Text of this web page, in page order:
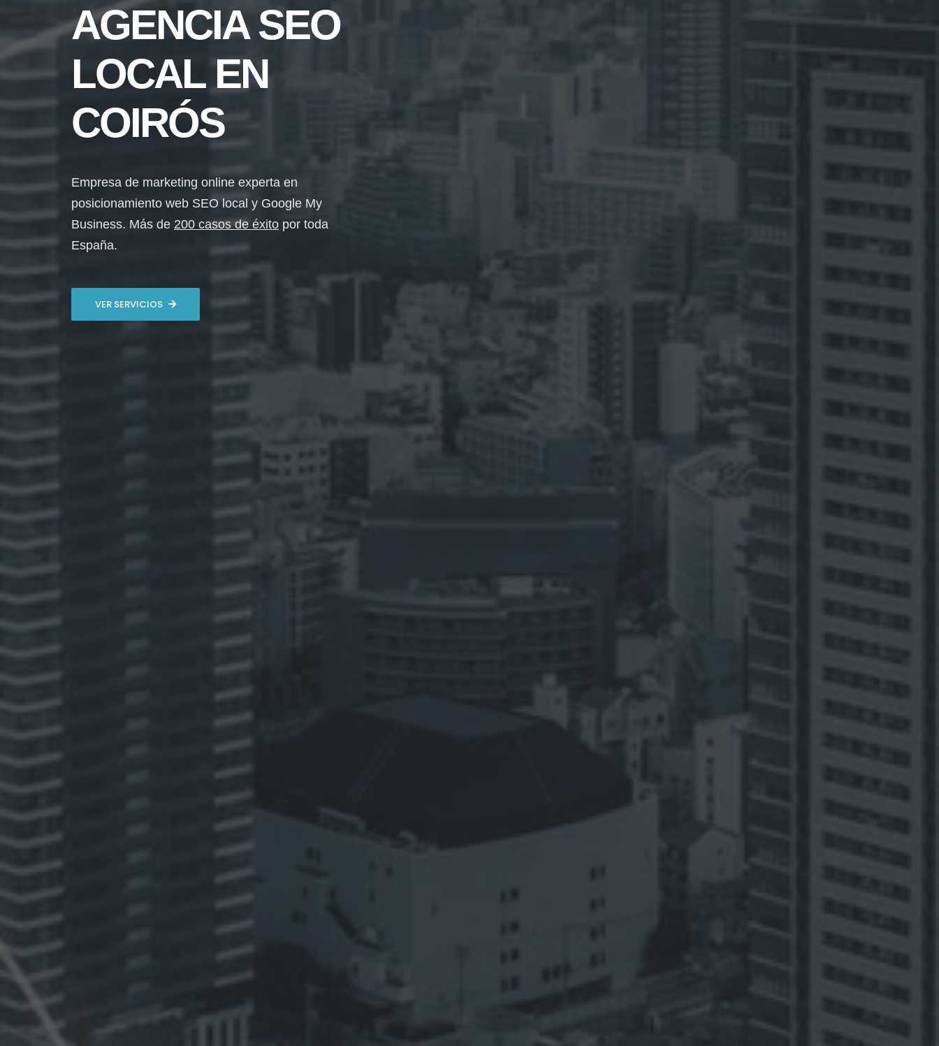
AGENCIA SEO
LOCAL EN
COIRÓS
Empresa de marketing online experta en
posicionamiento web SEO local y Google My
Business. Más de 200 casos de éxito por toda
España.
VER SERVICIOS